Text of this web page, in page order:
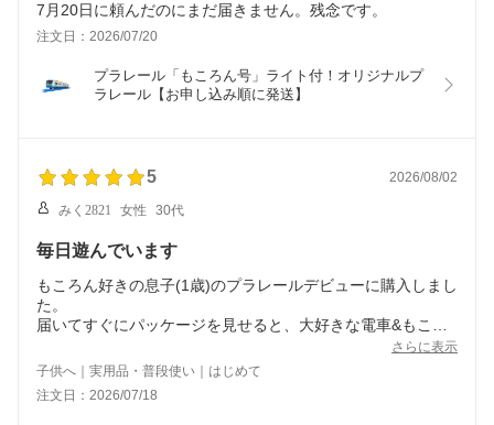
7月20日に頼んだのにまだ届きません。残念です。
注文日：2026/07/20
プラレール「もころん号」ライト付！オリジナルプ
ラレール【お申し込み順に発送】
5 2026/08/02
みく2821 女性 30代
毎日遊んでいます
もころん好きの息子(1歳)のプラレールデビューに購入しまし
た。
届いてすぐにパッケージを見せると、大好きな電車&もころ
んの組み合わせに大興奮！毎日遊び、寝る時も一緒。家にあ
るおもちゃの中で、一番のお気に入りです。長く楽しんでく
れたらと思います。
さらに表示
子供へ｜実用品・普段使い｜はじめて
注文日：2026/07/18